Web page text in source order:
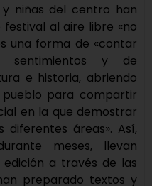
niñas del centro han
al aire libre «no
una forma de «contar
sentimientos y de
e historia, abriendo
para compartir
en la que demostrar
áreas». Así,
meses, llevan
a través de las
preparado textos y